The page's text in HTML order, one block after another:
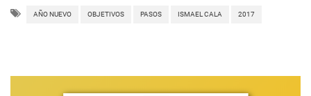
AÑO NUEVO OBJETIVOS PASOS ISMAEL CALA 2017